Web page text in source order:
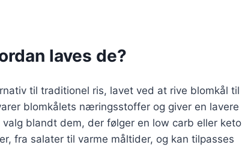
laves de?
til traditionel ris, lavet ved at rive blomkål til
blomkålets næringsstoffer og giver en lavere
blandt dem, der følger en low carb eller keto
fra salater til varme måltider, og kan tilpasses